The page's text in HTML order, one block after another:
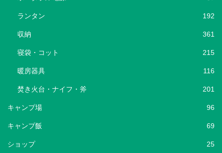
ランタン 192
収納 361
寝袋・コット 215
暖房器具 116
焚き火台・ナイフ・斧 201
キャンプ場 96
キャンプ飯 69
ショップ 25